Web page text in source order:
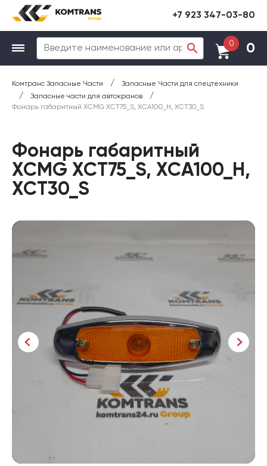
+7 923 347-03-80
0 0
Комтранс Запасные Части / Запасные Части для спецтехники
/ Запасные части для автокранов /
Фонарь габаритный XCMG XCT75_S, XCA100_H, XCT30_S
Фонарь габаритный
XCMG XCT75_S, XCA100_H,
XCT30_S